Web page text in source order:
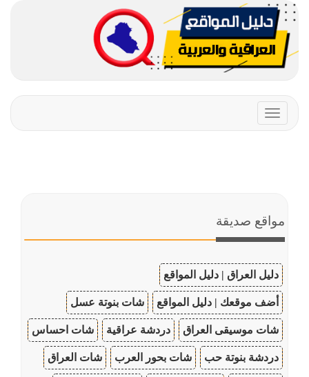
Toggle
navigation
مواقع صديقة
دليل العراق | دليل المواقع
أضف موقعك | دليل المواقع شات بنوتة عسل
شات موسيقى العراق دردشة عراقية شات احساس
دردشة بنوتة حب شات بحور العرب شات العراق